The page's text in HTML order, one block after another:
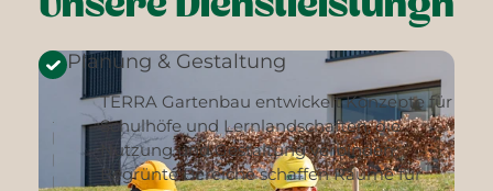
Planung & Gestaltung
TERRA Gartenbau entwickelt Konzepte für
Schulhöfe und Lernlandschaften, die
Nutzung und Gestaltung verbinden.
Begrünte Bereiche schaffen Räume für